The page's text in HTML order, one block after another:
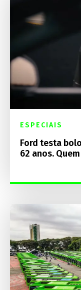
ESPECIAIS
Ford testa
62 anos.